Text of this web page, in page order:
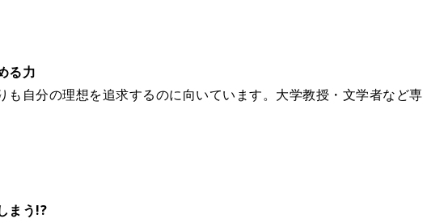
る力
も自分の理想を追求するのに向いています。大学教授・文学者など専
まう!?